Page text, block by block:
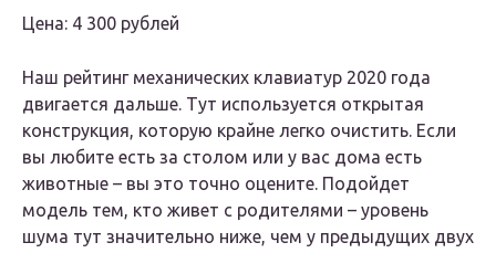
Цена: 4 300 рублей
Наш рейтинг механических клавиатур 2020 года
двигается дальше. Тут используется открытая
конструкция, которую крайне легко очистить. Если
вы любите есть за столом или у вас дома есть
животные – вы это точно оцените. Подойдет
модель тем, кто живет с родителями – уровень
шума тут значительно ниже, чем у предыдущих двух